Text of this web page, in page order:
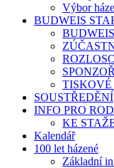
Výbor
BUDWEIS
SOUSTŘEDĚNÍ
INFO PRO
KE
Kalendář
100 let házené
Základní